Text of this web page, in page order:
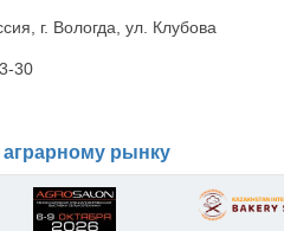
г. Вологда, ул. Клубова
30
рынку